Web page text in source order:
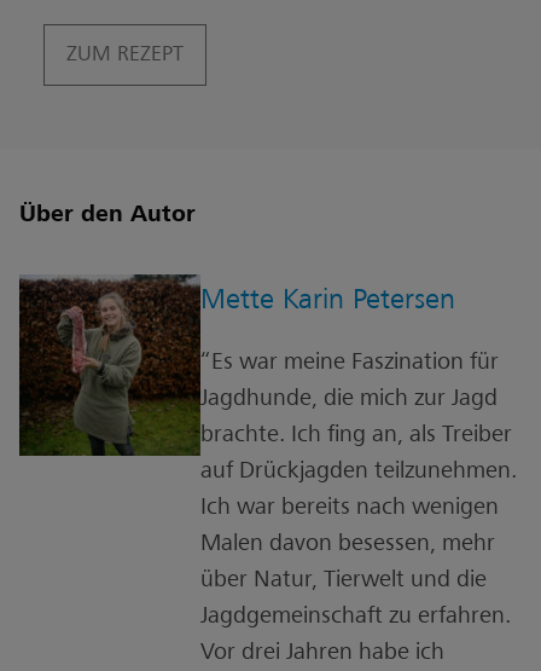
ZUM REZEPT
Über den Autor
Mette Karin Petersen
“Es war meine Faszination für
Jagdhunde, die mich zur Jagd
brachte. Ich fing an, als Treiber
auf Drückjagden teilzunehmen.
Ich war bereits nach wenigen
Malen davon besessen, mehr
über Natur, Tierwelt und die
Jagdgemeinschaft zu erfahren.
Vor drei Jahren habe ich